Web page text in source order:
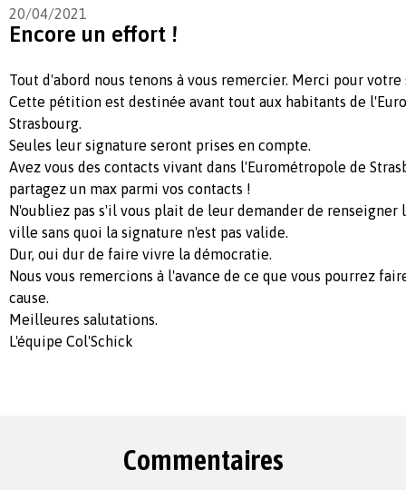
20/04/2021
Encore un effort !
Tout d'abord nous tenons à vous remercier. Merci pour votre
Cette pétition est destinée avant tout aux habitants de
Strasbourg.
Seules leur signature seront prises en compte.
Avez vous des contacts vivant dans l'Eurométropole de
partagez un max parmi vos contacts !
N'oubliez pas s'il vous plait de leur demander de renseigner
ville sans quoi la signature n'est pas valide.
Dur, oui dur de faire vivre la démocratie.
Nous vous remercions à l'avance de ce que vous pourrez
cause.
Meilleures salutations.
L'équipe Col'Schick
Commentaires